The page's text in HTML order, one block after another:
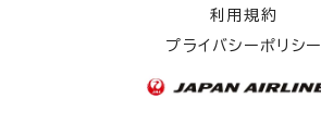
利用規約
プライバシーポリシー